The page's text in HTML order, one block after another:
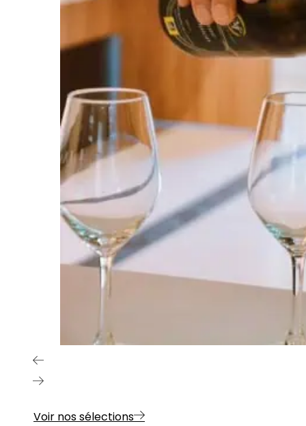
Voir nos sélections